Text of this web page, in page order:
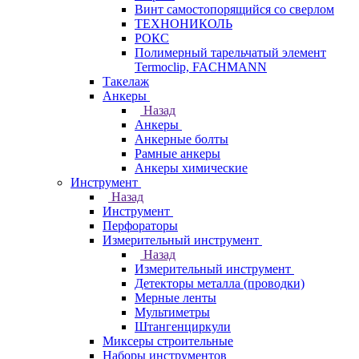
Винт самостопорящийся со сверлом
ТЕХНОНИКОЛЬ
РОКС
Полимерный тарельчатый элемент
Termoclip, FACHMANN
Такелаж
Анкеры
Назад
Анкеры
Анкерные болты
Рамные анкеры
Анкеры химические
Инструмент
Назад
Инструмент
Перфораторы
Измерительный инструмент
Назад
Измерительный инструмент
Детекторы металла (проводки)
Мерные ленты
Мультиметры
Штангенциркули
Миксеры строительные
Наборы инструментов